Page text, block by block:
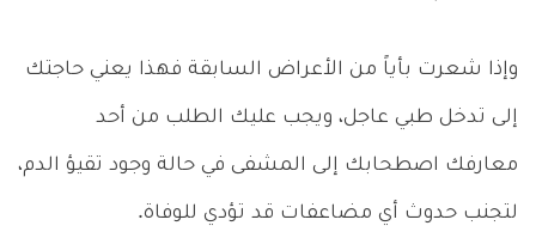
وإذا شعرت بأياً من الأعراض السابقة فهذا يعني حاجتك
إلى تدخل طبي عاجل، ويجب عليك الطلب من أحد
معارفك اصطحابك إلى المشفى في حالة وجود تقيؤ الدم،
لتجنب حدوث أي مضاعفات قد تؤدي للوفاة.